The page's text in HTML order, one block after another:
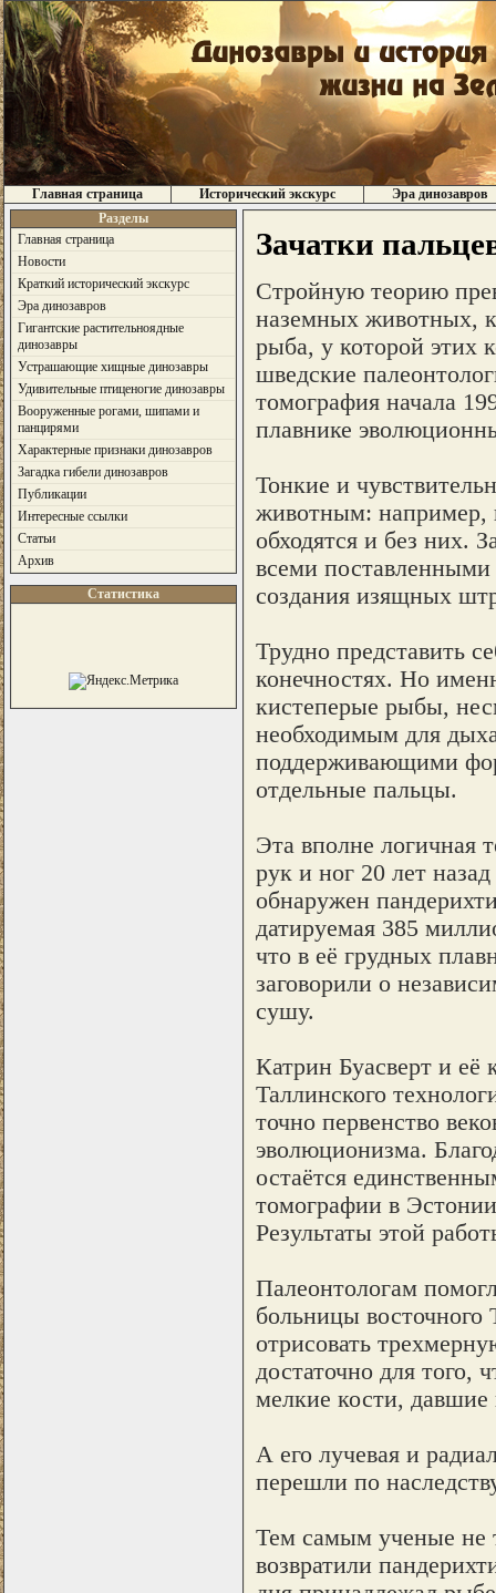
Главная страница Исторический экскурс
Эра динозавров
Разделы
Главная страница
Новости
Краткий исторический экскурс
Эра динозавров
Гигантские растительноядные
динозавры
Устрашающие хищные динозавры
Удивительные птиценогие динозавры
Вооруженные рогами, шипами и
панцирями
Характерные признаки динозавров
Загадка гибели динозавров
Публикации
Интересные ссылки
Статьи
Архив
Статистика
Зачатки
Стройную теорию
наземных животных,
рыба, у которой этих
шведские
томография начала
плавнике
Тонкие и
животным: например,
обходятся и без них.
всеми
создания изящных
Трудно представить
конечностях. Но
кистеперые рыбы,
необходимым для
поддерживающими
отдельные пальцы.
Эта вполне логичная
рук и ног 20 лет
обнаружен
датируемая 385
что в её грудных
заговорили о
сушу.
Катрин Буасверт и её
Таллинского
точно первенство
эволюционизма.
остаётся
томографии в
Результаты этой
Палеонтологам
больницы
отрисовать
достаточно для того,
мелкие кости, давшие
А его лучевая и
перешли по
Тем самым ученые не
возвратили